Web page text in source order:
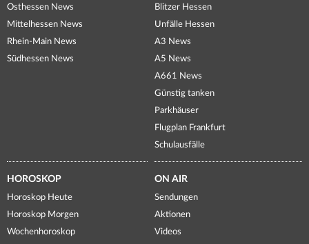
Osthessen News
Mittelhessen News
Rhein-Main News
Südhessen News
Blitzer Hessen
Unfälle Hessen
A3 News
A5 News
A661 News
Günstig tanken
Parkhäuser
Flugplan Frankfurt
Schulausfälle
HOROSKOP
Horoskop Heute
Horoskop Morgen
Wochenhoroskop
ON AIR
Sendungen
Aktionen
Videos